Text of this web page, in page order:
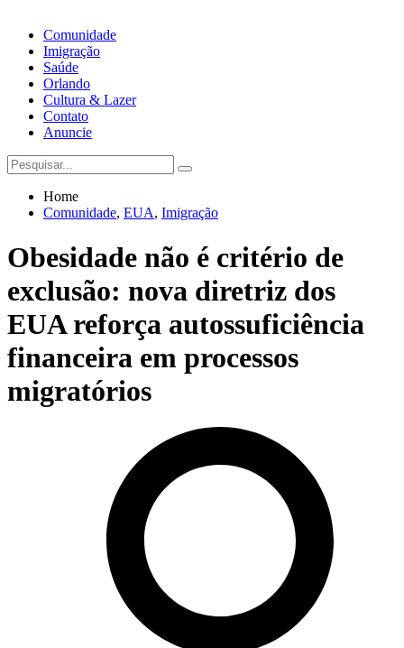
Comunidade
Imigração
Saúde
Orlando
Cultura & Lazer
Contato
Anuncie
Home
Comunidade, EUA, Imigração
Obesidade não é critério de
exclusão: nova diretriz dos
EUA reforça autossuficiência
financeira em processos
migratórios